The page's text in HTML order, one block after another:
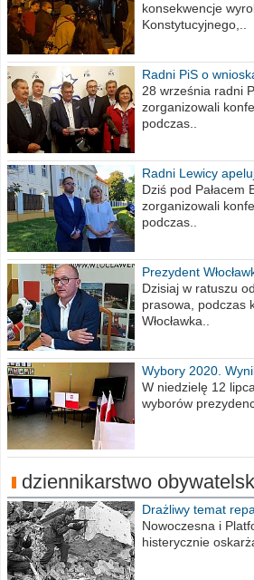
konsekwencje
Konstytucyjnego,..
Radni PiS o
na 2021 rok
28 września radni
zorganizowali
podczas..
Radni Lewicy
Wiesława Meringa
Dziś pod Pałacem
zorganizowali
podczas..
Prezydent
obrażajmy się”
Dzisiaj w ratuszu
prasowa, podczas
Włocławka..
Wybory 2020.
procent obwodów
W niedzielę 12
wyborów
dziennikarstwo
Drażliwy temat
Nowoczesna i
histerycznie